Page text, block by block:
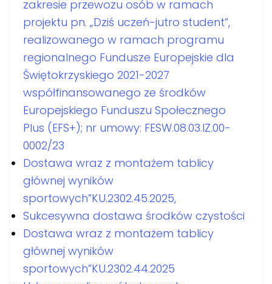
zakresie przewozu osób w ramach
projektu pn. „Dziś uczeń-jutro student”,
realizowanego w ramach programu
regionalnego Fundusze Europejskie dla
Świętokrzyskiego 2021-2027
współfinansowanego ze środków
Europejskiego Funduszu Społecznego
Plus (EFS+); nr umowy: FESW.08.03.IZ.00-
0002/23
Dostawa wraz z montażem tablicy
głównej wyników
sportowych”KU.2302.45.2025,
Sukcesywna dostawa środków czystości
Dostawa wraz z montażem tablicy
głównej wyników
sportowych”KU.2302.44.2025